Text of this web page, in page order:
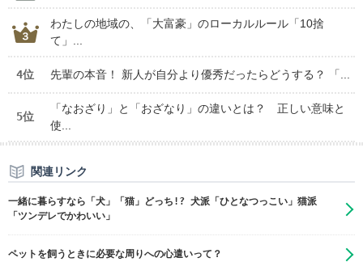
わたしの地域の、「大富豪」のローカルルール「10捨
て」...
4位 先輩の本音！ 新人が自分より優秀だったらどうする？ 「...
5位
「なおざり」と「おざなり」の違いとは？ 正しい意味と
使...
関連リンク
一緒に暮らすなら「犬」「猫」どっち!? 犬派「ひとなつっこい」猫派
「ツンデレでかわいい」
ペットを飼うときに必要な周りへの心遣いって？